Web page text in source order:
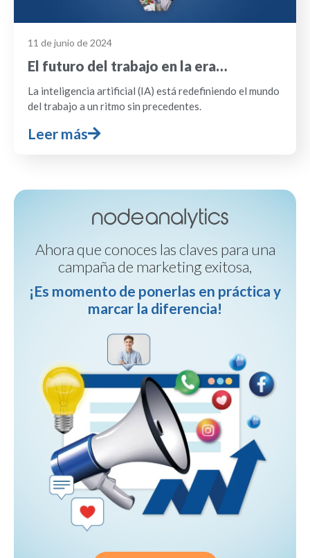
11 de junio de 2024
El futuro del trabajo en la era…
La inteligencia artificial (IA) está redefiniendo el mundo
del trabajo a un ritmo sin precedentes.
Leer más
Ahora que conoces las claves para una
campaña de marketing exitosa,
¡Es momento de ponerlas en práctica y
marcar la diferencia!